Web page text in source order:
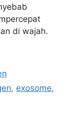
di wajah.
, exosome,